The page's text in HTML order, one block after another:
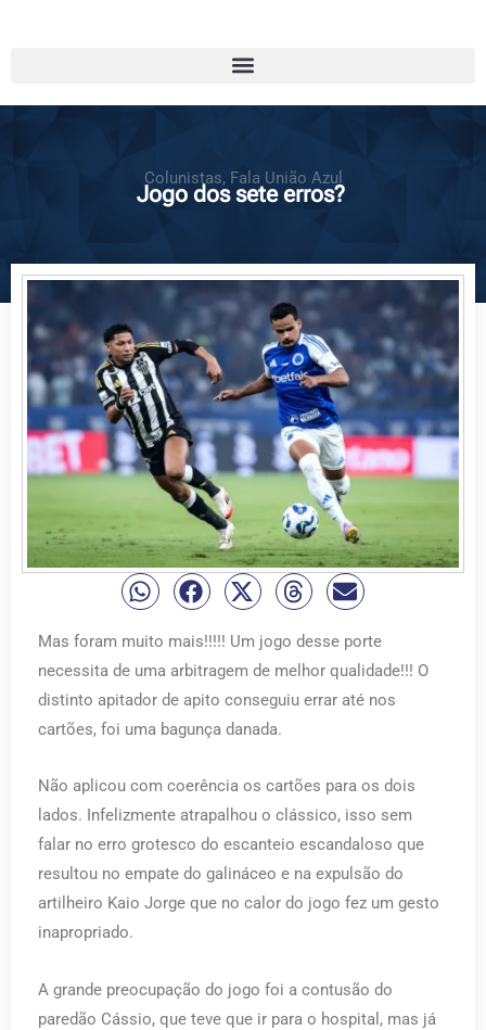
Colunistas, Fala União Azul
Jogo dos sete erros?
Mas foram muito mais!!!!! Um jogo desse porte
necessita de uma arbitragem de melhor qualidade!!! O
distinto apitador de apito conseguiu errar até nos
cartões, foi uma bagunça danada.
Não aplicou com coerência os cartões para os dois
lados. Infelizmente atrapalhou o clássico, isso sem
falar no erro grotesco do escanteio escandaloso que
resultou no empate do galináceo e na expulsão do
artilheiro Kaio Jorge que no calor do jogo fez um gesto
inapropriado.
A grande preocupação do jogo foi a contusão do
paredão Cássio, que teve que ir para o hospital, mas já